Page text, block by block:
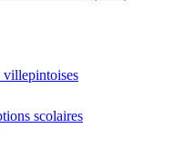
villepintoises
scolaires